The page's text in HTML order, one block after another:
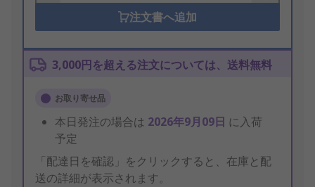
注文書へ追加
3,000円を超える注文については、送料無料
お取り寄せ品
本日発注の場合は 2026年9月09日 に入荷
予定
「配達日を確認」をクリックすると、在庫と配
送の詳細が表示されます。